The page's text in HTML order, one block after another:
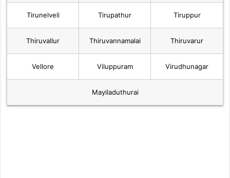
Tirunelveli Tirupathur Tiruppur
Thiruvallur Thiruvannamalai Thiruvarur
Vellore Viluppuram Virudhunagar
Mayiladuthurai